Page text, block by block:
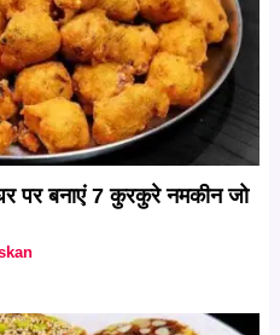
बनाएं 7 कुरकुरे नमकीन जो